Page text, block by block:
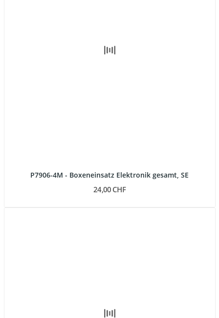
P7906-4M - Boxeneinsatz Elektronik gesamt, SE
24,00 CHF